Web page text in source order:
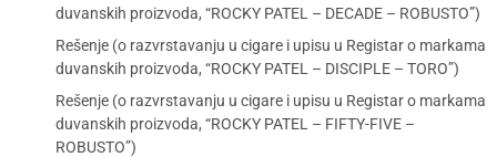
duvanskih proizvoda, “ROCKY PATEL – DECADE – ROBUSTO”)
Rešenje (o razvrstavanju u cigare i upisu u Registar o markama
duvanskih proizvoda, “ROCKY PATEL – DISCIPLE – TORO”)
Rešenje (o razvrstavanju u cigare i upisu u Registar o markama
duvanskih proizvoda, “ROCKY PATEL – FIFTY-FIVE –
ROBUSTO”)